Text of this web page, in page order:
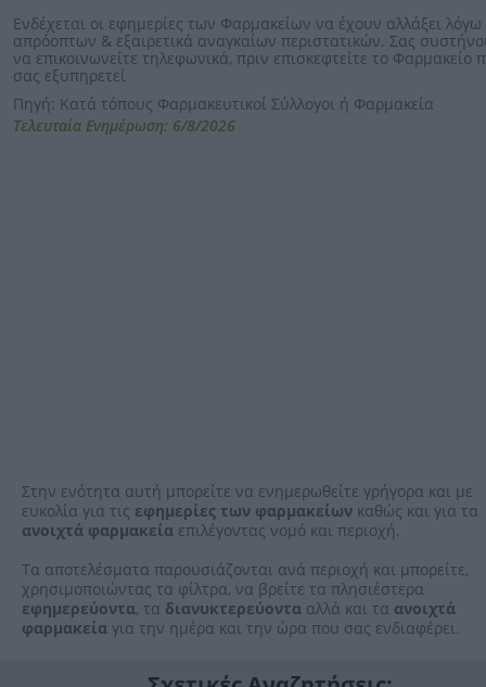
Ενδέχεται οι εφημερίες των Φαρμακείων να έχουν αλλάξει λόγω
απρόοπτων & εξαιρετικά αναγκαίων περιστατικών. Σας
να επικοινωνείτε τηλεφωνικά, πριν επισκεφτείτε το Φαρμακείο
σας εξυπηρετεί
Πηγή: Κατά τόπους Φαρμακευτικοί Σύλλογοι ή Φαρμακεία
Τελευταία Ενημέρωση: 6/8/2026
Στην ενότητα αυτή μπορείτε να ενημερωθείτε γρήγορα και με
ευκολία για τις εφημερίες των φαρμακείων καθώς και για τα
ανοιχτά φαρμακεία επιλέγοντας νομό και περιοχή.
Τα αποτελέσματα παρουσιάζονται ανά περιοχή και μπορείτε,
χρησιμοποιώντας τα φίλτρα, να βρείτε τα πλησιέστερα
εφημερεύοντα, τα διανυκτερεύοντα αλλά και τα ανοιχτά
φαρμακεία για την ημέρα και την ώρα που σας ενδιαφέρει.